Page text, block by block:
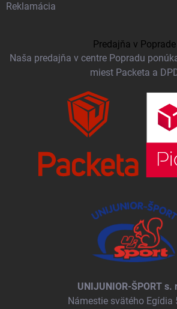
Reklamácia
Predajňa v Poprade
Naša predajňa v centre Popradu
miest Packeta a
UNIJUNIOR-ŠPORT s.
Námestie svätého Egídia